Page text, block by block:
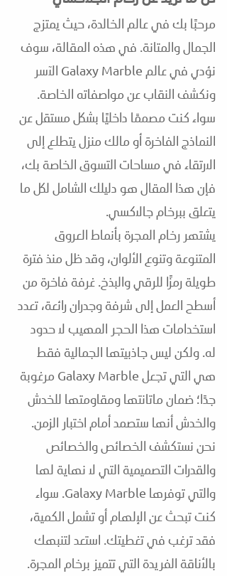
مرحبًا بك في عالم الخالدة، حيث يمتزج
الجمال والمتانة. في هذه المقالة، سوف
نؤدي في عالم Galaxy Marble الآسر
ونكشف النقاب عن مواصفاته الخاصة.
سواء كنت مصممًا داخليًا بشكل مستقل عن
النماذج الفاخرة أو مالك منزل يتطلع إلى
الارتقاء في مساحات التسوق الخاصة بك،
فإن هذا المقال هو دليلك الشامل لكل ما
يتعلق ببرخام جالاكسي.
يشتهر رخام المجرة بأنماط العروق
المتنوعة وتنوع الألوان، وقد ظل منذ فترة
طويلة رمزًا للرقي والبذخ. غرفة فاخرة من
أسطح العمل إلى شرفة وجدران رائعة، تعدد
استخدامات هذا الحجر المهيب لا حدود
له. ولكن ليس جاذبيتها الجمالية فقط
هي التي تجعل Galaxy Marble مرغوبة
جدًا؛ ضمان ماتانتها ومقاومتها للخدش
والخدش أنها ستصمد أمام اختبار الزمن.
نحن نستكشف الخصائص والخصائص
والقدرات التصميمية التي لا نهاية لها
والتي توفرها Galaxy Marble. سواء
كنت تبحث عن الإلهام أو تشمل الكمية،
فقد ترغب في تغطيتك. استعد لتنبهك
بالأناقة الفريدة التي تتميز برخام المجرة.